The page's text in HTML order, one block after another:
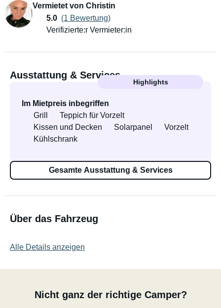
Vermietet von Christin
5.0 (1 Bewertung)
Verifizierte:r Vermieter:in
Ausstattung & Services
Highlights
Im Mietpreis inbegriffen
Grill
Teppich für Vorzelt
Kissen und Decken
Solarpanel
Vorzelt
Kühlschrank
Gesamte Ausstattung & Services
Über das Fahrzeug
Alle Details anzeigen
Nicht ganz der richtige Camper?